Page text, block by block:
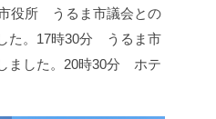
役所 うるま市議会との
。 17時30分 うるま市
した。 20時30分 ホテ